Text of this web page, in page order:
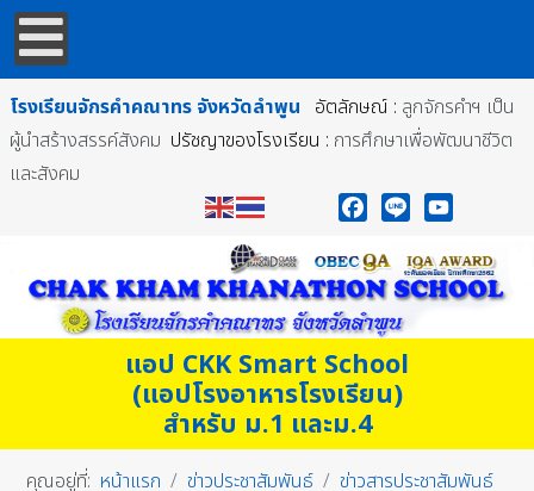
โรงเรียนจักรคำคณาทร จังหวัดลำพูน อัตลักษณ์ : ลูกจักรคำฯ เป็น
ผู้นำสร้างสรรค์สังคม ปรัชญาของโรงเรียน : การศึกษาเพื่อพัฒนาชีวิต
และสังคม
แอป CKK Smart School
(แอปโรงอาหารโรงเรียน)
สำหรับ ม.1 และม.4
คุณอยู่ที่: หน้าแรก ข่าวประชาสัมพันธ์
ข่าวสารประชาสัมพันธ์